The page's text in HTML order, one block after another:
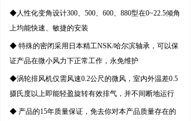
◆人性化变角设计300、500、600、880型在0~22.5倾角
上均能快速、敏捷的安装
◆ 特殊的密闭采用日本精工NSK/哈尔滨轴承，可以保
证产品在微小风力下正常工作，永免维护
◆涡轮排风机仅需风速0.2公尺的微风，室内外温差0.5
摄氏度以上即能轻盈旋转有效排气，并不间断地运行
◆ 产品的15年质量保证，免去你对本产品质量存在的